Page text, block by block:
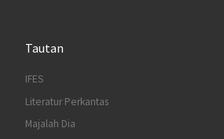
Tautan
IFES
Literatur Perkantas
Majalah Dia